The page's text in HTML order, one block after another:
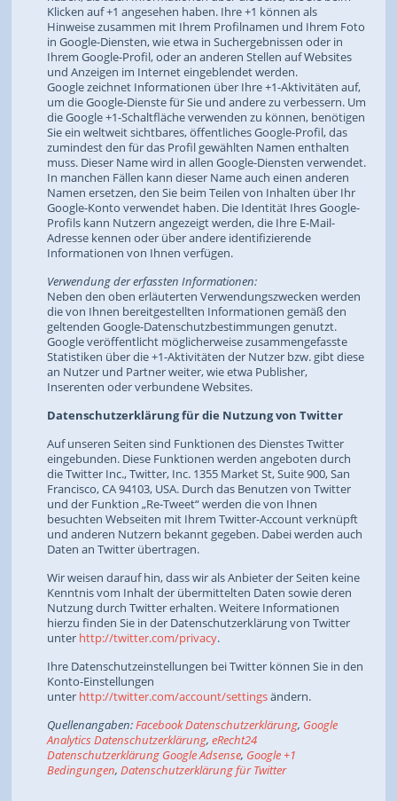
Klicken auf +1 angesehen haben. Ihre +1 können als
Hinweise zusammen mit Ihrem Profilnamen und Ihrem Foto
in Google-Diensten, wie etwa in Suchergebnissen oder in
Ihrem Google-Profil, oder an anderen Stellen auf Websites
und Anzeigen im Internet eingeblendet werden.
Google zeichnet Informationen über Ihre +1-Aktivitäten auf,
um die Google-Dienste für Sie und andere zu verbessern. Um
die Google +1-Schaltfläche verwenden zu können, benötigen
Sie ein weltweit sichtbares, öffentliches Google-Profil, das
zumindest den für das Profil gewählten Namen enthalten
muss. Dieser Name wird in allen Google-Diensten verwendet.
In manchen Fällen kann dieser Name auch einen anderen
Namen ersetzen, den Sie beim Teilen von Inhalten über Ihr
Google-Konto verwendet haben. Die Identität Ihres Google-
Profils kann Nutzern angezeigt werden, die Ihre E-Mail-
Adresse kennen oder über andere identifizierende
Informationen von Ihnen verfügen.
Verwendung der erfassten Informationen:
Neben den oben erläuterten Verwendungszwecken werden
die von Ihnen bereitgestellten Informationen gemäß den
geltenden Google-Datenschutzbestimmungen genutzt.
Google veröffentlicht möglicherweise zusammengefasste
Statistiken über die +1-Aktivitäten der Nutzer bzw. gibt diese
an Nutzer und Partner weiter, wie etwa Publisher,
Inserenten oder verbundene Websites.
Datenschutzerklärung für die Nutzung von Twitter
Auf unseren Seiten sind Funktionen des Dienstes Twitter
eingebunden. Diese Funktionen werden angeboten durch
die Twitter Inc., Twitter, Inc. 1355 Market St, Suite 900, San
Francisco, CA 94103, USA. Durch das Benutzen von Twitter
und der Funktion „Re-Tweet“ werden die von Ihnen
besuchten Webseiten mit Ihrem Twitter-Account verknüpft
und anderen Nutzern bekannt gegeben. Dabei werden auch
Daten an Twitter übertragen.
Wir weisen darauf hin, dass wir als Anbieter der Seiten keine
Kenntnis vom Inhalt der übermittelten Daten sowie deren
Nutzung durch Twitter erhalten. Weitere Informationen
hierzu finden Sie in der Datenschutzerklärung von Twitter
unter http://twitter.com/privacy.
Ihre Datenschutzeinstellungen bei Twitter können Sie in den
Konto-Einstellungen
unter http://twitter.com/account/settingsändern.
Quellenangaben:Facebook Datenschutzerklärung, Google
Analytics Datenschutzerklärung,eRecht24
Datenschutzerklärung Google Adsense, Google +1
Bedingungen,Datenschutzerklärung für Twitter